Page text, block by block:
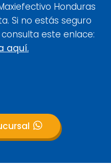
Honduras
Si no estás seguro
este enlace:
aquí.